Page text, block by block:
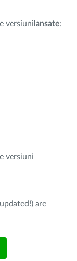
versiuni lansate:
versiuni
are